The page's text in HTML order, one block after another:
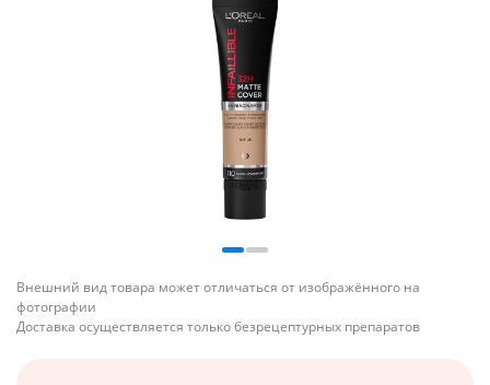
Внешний вид товара может отличаться от изображённого на
фотографии
Доставка осуществляется только безрецептурных препаратов